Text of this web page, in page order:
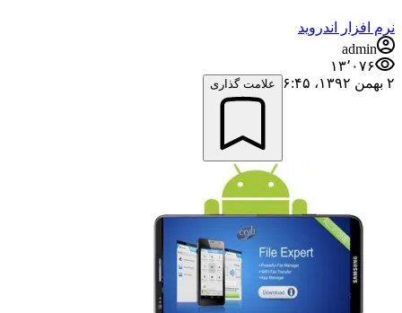
نرم افزار اندروید
admin
۱۳٬۰۷۶
۲ بهمن ۱۳۹۲،‏ ۶:۴۵
علامت گذاری